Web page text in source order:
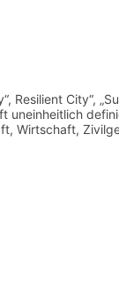
City“,
uneinheitlich
Wirtschaft,